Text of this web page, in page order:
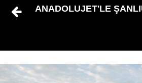
ANADOLUJET'LE